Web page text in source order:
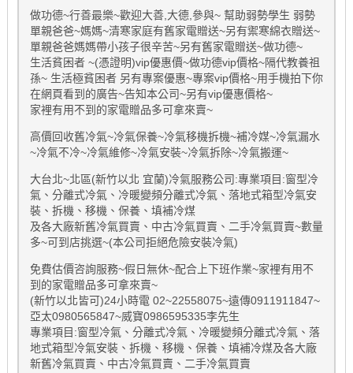
做功德~行善最樂~歡迎大善,大德,參與~ 幫助弱勢學生 弱勢
單親爸爸~媽媽~清寒家庭有舊家電贈送~另有禦寒綿衣贈送~
單親爸爸媽媽帶小孩子很辛苦~另有舊家電贈送~做功德~
生活貧困者 ~(憑證明)vip優惠價~做功德vip價格~隔代教養祖
孫~ 生活極貧困者 另有專案優惠~專案vip價格~用手機拍下你
在網頁看到的廣告~告知本公司~另有vip優惠價格~
家裡有用不到的家電贈品多可拿來賣~
高價回收舊冷氣~冷氣保養~冷氣移機拆機~補冷媒~冷氣漏水
~冷氣不冷~冷氣維修~冷氣安裝~冷氣拆除~冷氣搬運~
大台北~北區(新竹以北 宜蘭)冷氣服務公司:專業項目:窗型冷
氣、分離式冷氣、冷暖變頻分離式冷氣、落地式箱型冷氣安
裝、拆機、移機、保養、填補冷煤
及各大廠新舊冷氣買賣、中古冷氣買賣、二手冷氣買賣~數量
多~可到店挑選~(本公司拒絕危險安裝冷氣)
免費估價咨詢服務~假日無休~配合上下班作業~家裡有用不
到的家電贈品多可拿來賣~
(新竹以北皆可)24小時電 02~22558075~遠傳0911911847~
亞太0980565847~威寶0986595335李先生
專業項目:窗型冷氣、分離式冷氣、冷暖變頻分離式冷氣、落
地式箱型冷氣安裝、拆機、移機、保養、填補冷煤及各大廠
新舊冷氣買賣、中古冷氣買賣、二手冷氣買賣